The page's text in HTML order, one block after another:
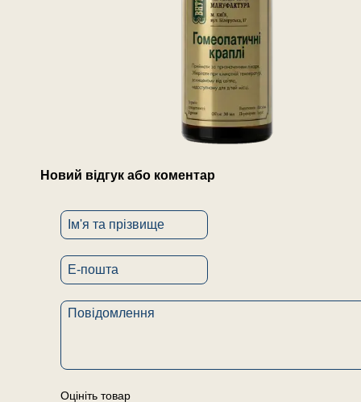
Новий відгук або коментар
Оцініть товар